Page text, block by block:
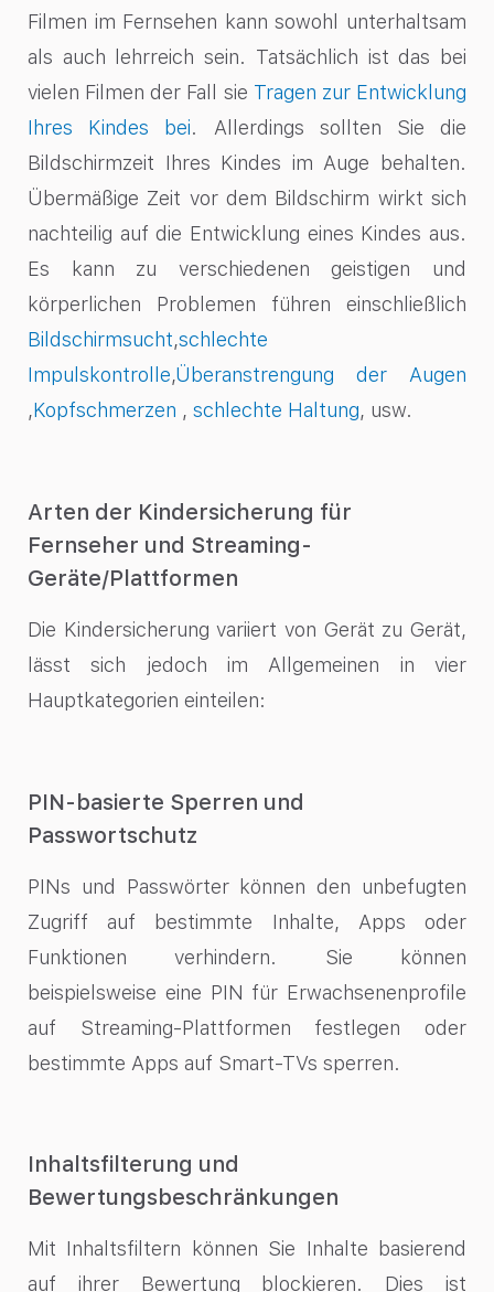
Filmen im Fernsehen kann sowohl unterhaltsam
als auch lehrreich sein. Tatsächlich ist das bei
vielen Filmen der Fall sie Tragen zur Entwicklung
Ihres Kindes bei. Allerdings sollten Sie die
Bildschirmzeit Ihres Kindes im Auge behalten.
Übermäßige Zeit vor dem Bildschirm wirkt sich
nachteilig auf die Entwicklung eines Kindes aus.
Es kann zu verschiedenen geistigen und
körperlichen Problemen führen einschließlich
Bildschirmsucht,schlechte
Impulskontrolle,Überanstrengung der Augen
,Kopfschmerzen , schlechte Haltung, usw.
Arten der Kindersicherung für
Fernseher und Streaming-
Geräte/Plattformen
Die Kindersicherung variiert von Gerät zu Gerät,
lässt sich jedoch im Allgemeinen in vier
Hauptkategorien einteilen:
PIN-basierte Sperren und
Passwortschutz
PINs und Passwörter können den unbefugten
Zugriff auf bestimmte Inhalte, Apps oder
Funktionen verhindern. Sie können
beispielsweise eine PIN für Erwachsenenprofile
auf Streaming-Plattformen festlegen oder
bestimmte Apps auf Smart-TVs sperren.
Inhaltsfilterung und
Bewertungsbeschränkungen
Mit Inhaltsfiltern können Sie Inhalte basierend
auf ihrer Bewertung blockieren. Dies ist